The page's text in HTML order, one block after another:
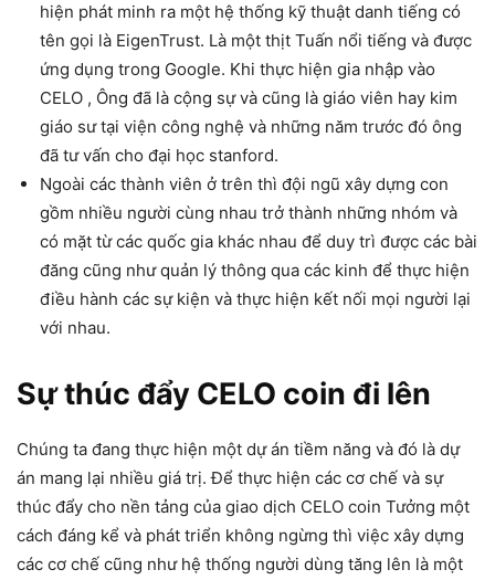
hiện phát minh ra một hệ thống kỹ thuật danh tiếng có
tên gọi là EigenTrust. Là một thịt Tuấn nổi tiếng và được
ứng dụng trong Google. Khi thực hiện gia nhập vào
CELO , Ông đã là cộng sự và cũng là giáo viên hay kim
giáo sư tại viện công nghệ và những năm trước đó ông
đã tư vấn cho đại học stanford.
Ngoài các thành viên ở trên thì đội ngũ xây dựng con
gồm nhiều người cùng nhau trở thành những nhóm và
có mặt từ các quốc gia khác nhau để duy trì được các bài
đăng cũng như quản lý thông qua các kinh để thực hiện
điều hành các sự kiện và thực hiện kết nối mọi người lại
với nhau.
Sự thúc đẩy CELO coin đi lên
Chúng ta đang thực hiện một dự án tiềm năng và đó là dự
án mang lại nhiều giá trị. Để thực hiện các cơ chế và sự
thúc đẩy cho nền tảng của giao dịch CELO coin Tưởng một
cách đáng kể và phát triển không ngừng thì việc xây dựng
các cơ chế cũng như hệ thống người dùng tăng lên là một